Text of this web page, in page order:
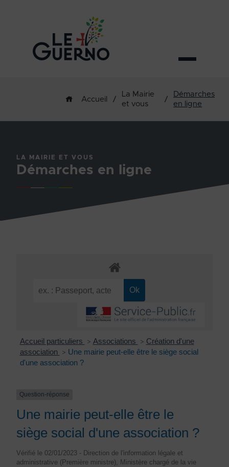
Accueil /
La Mairie
et vous
/
Démarches
en ligne
LA MAIRIE ET VOUS
Démarches en ligne
Accueil particuliers > Associations > Création d'une
association
> Une mairie peut-elle être le siège social
d'une association ?
Question-réponse
Une mairie peut-elle être le
siège social d'une association ?
Vérifié le 02/01/2023 - Direction de l'information légale et
administrative (Première ministre), Ministère chargé de la vie